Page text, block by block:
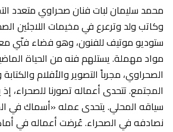
محمد سليمان لبات فنان صحراوي متعدد
وكاتب ولد وترعرع في مخيمات اللاجئين
ستوديو موتيف للفنون، وهو فضاء فنّي
مواد مهملة. يستلهم فنه من الحياة
الصحراوي، مجرباً التصوير والأفلام
المجتمع. تتحدى أعماله تصورنا للصحراء،
سياقه المحلي. يتحدى عمله «أسماك في
نصادفه في الصحراء. عُرضت أعماله في